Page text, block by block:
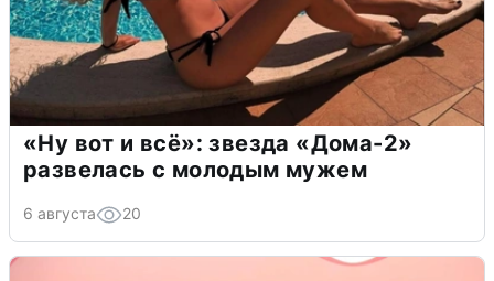
«Ну вот и всё»: звезда «Дома-2»
развелась с молодым мужем
6 августа 20